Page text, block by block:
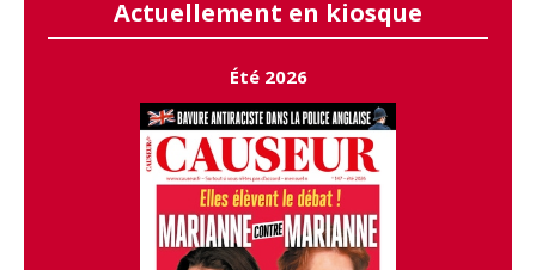
Actuellement en kiosque
Été 2026